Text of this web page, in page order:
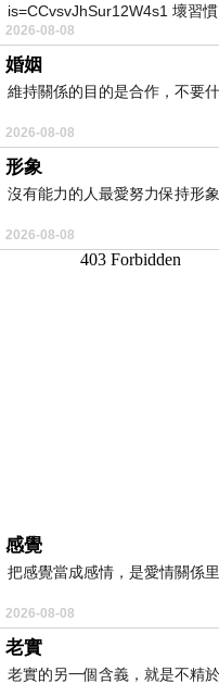
is=CCvsvJhSur12W4s1 壞習
我害怕的
2026-08-08
婚姻
維持關係的目的是合作，不要
2026-08-08
形象
沒有能力的人最愛努力保持形象
2026-08-08
感覺
把感覺當成感情，是愛情關係里
2026-08-08
老實
老實的另一個含義，就是不精